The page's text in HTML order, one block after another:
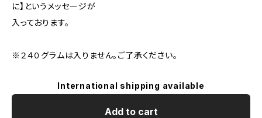
に】というメッセージが
入っております。
※２４０グラムは入りません。ご了承ください。
International shipping available
Add to cart